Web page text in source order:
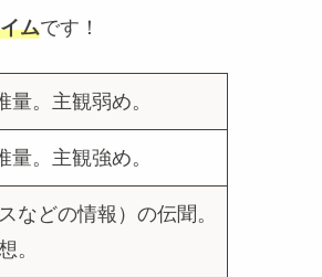
ムです！
。主観弱め。
。主観強め。
どの情報）の伝聞。
。